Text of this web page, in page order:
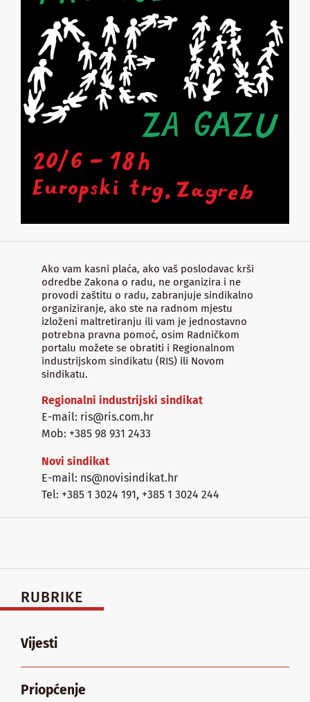
Ako vam kasni plaća, ako vaš poslodavac krši
odredbe Zakona o radu, ne organizira i ne
provodi zaštitu o radu, zabranjuje sindikalno
organiziranje, ako ste na radnom mjestu
izloženi maltretiranju ili vam je jednostavno
potrebna pravna pomoć, osim Radničkom
portalu možete se obratiti i Regionalnom
industrijskom sindikatu (RIS) ili Novom
sindikatu.
Regionalni industrijski sindikat
E-mail: ris@ris.com.hr
Mob: +385 98 931 2433
Novi sindikat
E-mail: ns@novisindikat.hr
Tel: +385 1 3024 191, +385 1 3024 244
RUBRIKE
Vijesti
Priopćenje